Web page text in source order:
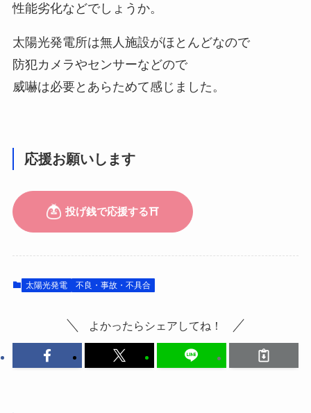
性能劣化などでしょうか。
太陽光発電所は無人施設がほとんどなので
防犯カメラやセンサーなどので
威嚇は必要とあらためて感じました。
応援お願いします
太陽光発電 不良・事故・不具合
よかったらシェアしてね！